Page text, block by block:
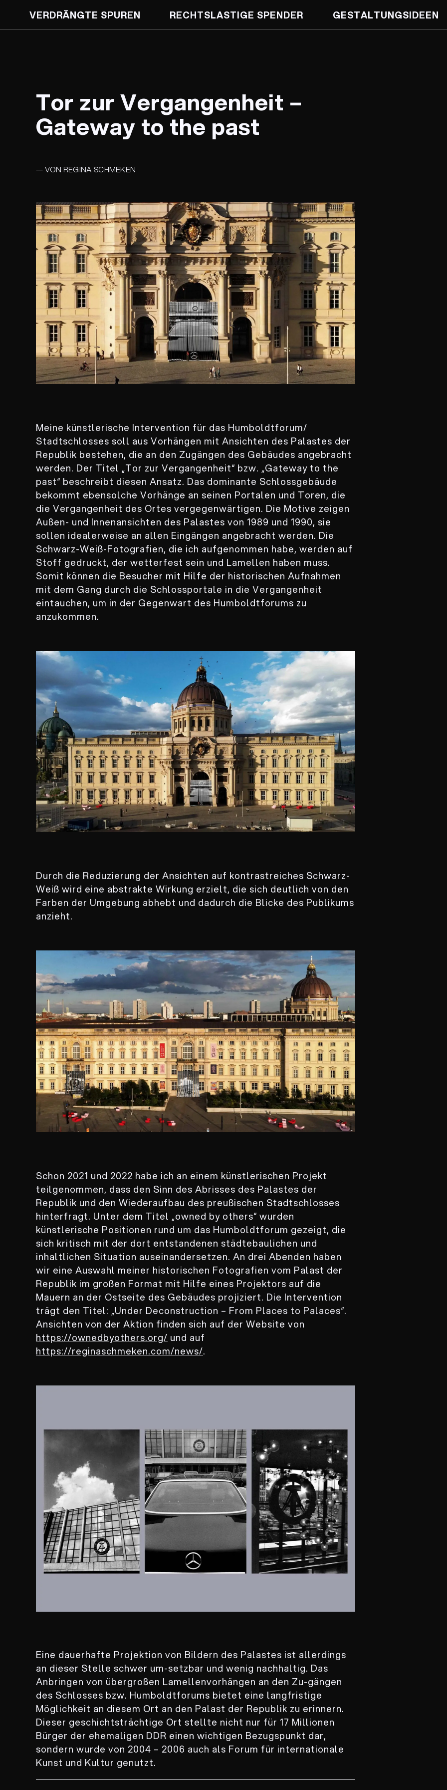
VERDRÄNGTE SPUREN RECHTSLASTIGE SPENDER GESTALTUNGS­IDEEN
Tor zur Vergangenheit –
Gateway to the past
— VON REGINA SCHMEKEN
Meine künstlerische Intervention für das Humboldtforum/
Stadtschlosses soll aus Vorhängen mit Ansichten des Palastes der
Republik bestehen, die an den Zugängen des Gebäudes angebracht
werden. Der Titel „Tor zur Vergangenheit“ bzw. „Gateway to the
past“ beschreibt diesen Ansatz. Das dominante Schlossgebäude
bekommt ebensolche Vorhänge an seinen Portalen und Toren, die
die Vergangenheit des Ortes vergegenwärtigen. Die Motive zeigen
Außen- und Innenansichten des Palastes von 1989 und 1990, sie
sollen idealerweise an allen Eingängen angebracht werden. Die
Schwarz-Weiß-Fotografien, die ich aufgenommen habe, werden auf
Stoff gedruckt, der wetterfest sein und Lamellen haben muss.
Somit können die Besucher mit Hilfe der historischen Aufnahmen
mit dem Gang durch die Schlossportale in die Vergangenheit
eintauchen, um in der Gegenwart des Humboldtforums zu
anzukommen.
Durch die Reduzierung der Ansichten auf kontrastreiches Schwarz-
Weiß wird eine abstrakte Wirkung erzielt, die sich deutlich von den
Farben der Umgebung abhebt und dadurch die Blicke des Publikums
anzieht.
Schon 2021 und 2022 habe ich an einem künstlerischen Projekt
teilgenommen, dass den Sinn des Abrisses des Palastes der
Republik und den Wiederaufbau des preußischen Stadtschlosses
hinterfragt. Unter dem Titel „owned by others“ wurden
künstlerische Positionen rund um das Humboldtforum gezeigt, die
sich kritisch mit der dort entstandenen städtebaulichen und
inhaltlichen Situation auseinandersetzen. An drei Abenden haben
wir eine Auswahl meiner historischen Fotografien vom Palast der
Republik im großen Format mit Hilfe eines Projektors auf die
Mauern an der Ostseite des Gebäudes projiziert. Die Intervention
trägt den Titel: „Under Deconstruction – From Places to Palaces“.
Ansichten von der Aktion finden sich auf der Website von
https://ownedbyothers.org/ und auf
https://reginaschmeken.com/news/.
Eine dauerhafte Projektion von Bildern des Palastes ist allerdings
an dieser Stelle schwer um-setzbar und wenig nachhaltig. Das
Anbringen von übergroßen Lamellenvorhängen an den Zu-gängen
des Schlosses bzw. Humboldtforums bietet eine langfristige
Möglichkeit an diesem Ort an den Palast der Republik zu erinnern.
Dieser geschichtsträchtige Ort stellte nicht nur für 17 Millionen
Bürger der ehemaligen DDR einen wichtigen Bezugspunkt dar,
sondern wurde von 2004 – 2006 auch als Forum für internationale
Kunst und Kultur genutzt.